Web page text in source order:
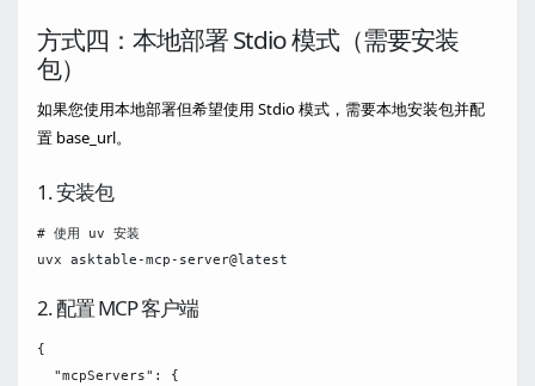
方式四：本地部署 Stdio 模式（需要安装
包）
如果您使用本地部署但希望使用 Stdio 模式，需要本地安装包并配
置 base_url。
1. 安装包
# 使用 uv 安装
2. 配置 MCP 客户端
{
  "mcpServers": {